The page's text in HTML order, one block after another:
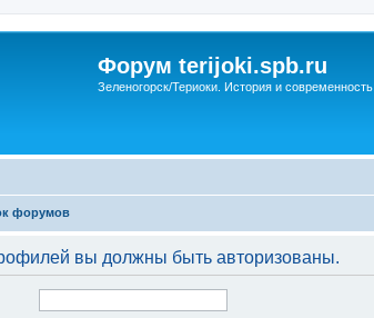
Форум terijoki.spb.ru
Зеленогорск/Териоки. История и современность.
форумов
вы должны быть авторизованы.